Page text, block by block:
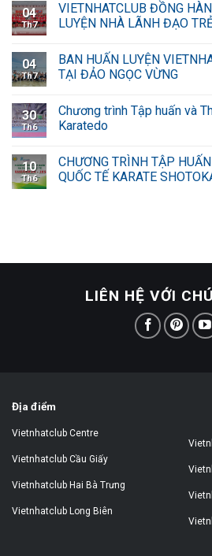
04
Th7
VIETNHATCLUB ĐỒNG
LUYỆN NHÀ LÃNH ĐẠO
04
Th7
BAN HUẤN LUYỆN
TẠI ĐẢO NGỌC VỪNG
30
Th6
Chương trình Tập huấn và
Karatedo
10
Th6
CHƯƠNG TRÌNH TẬP
QUỐC TẾ KARATE
LIÊN HỆ VỚI
Địa điểm
Vietnhatclub Centre
Vietnhatclub Cầu Giấy
Vietnhatclub Hai Bà Trưng
Vietnhatclub Long Biên